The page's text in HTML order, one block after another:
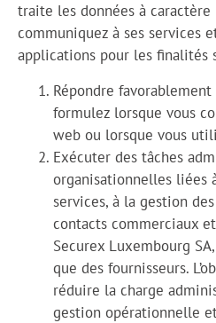
traite les données à caractère
communiquez à ses services
applications pour les finalités
Répondre
formulez lorsque vous
web ou lorsque vous
Exécuter des tâches
organisationnelles liées
services, à la gestion
contacts commerciaux
Securex Luxembourg
que des fournisseurs.
réduire la charge
gestion opérationnelle